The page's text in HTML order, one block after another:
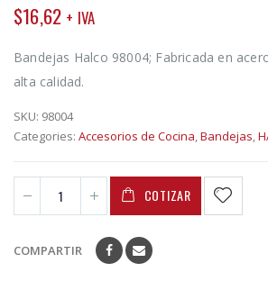
out
of
$16,62 + IVA
Bandejas Halco 98004; Fabricada en
alta calidad.
SKU: 98004
Categories: Accesorios de Cocina,Bandejas,
COTIZAR
COMPARTIR